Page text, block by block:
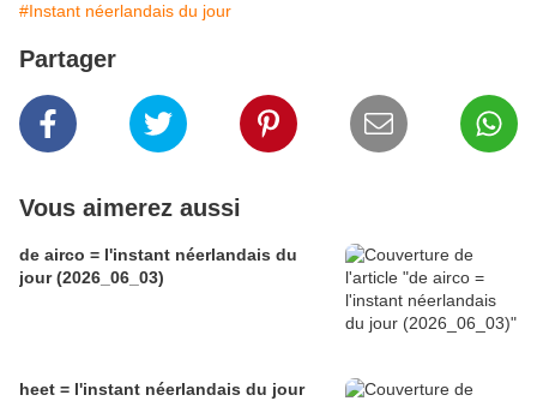
#Instant néerlandais du jour
Partager
Vous aimerez aussi
de airco = l'instant néerlandais du
jour (2026_06_03)
heet = l'instant néerlandais du jour